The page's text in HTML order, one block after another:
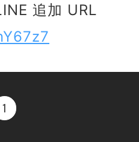
追加 URL
1